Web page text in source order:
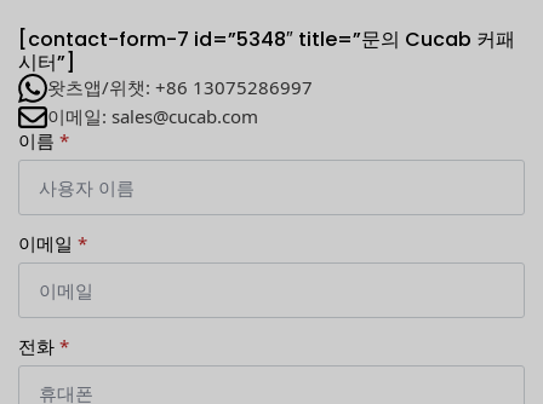
[contact-form-7 id=”5348″ title=”문의 Cucab 커패
시터”]
왓츠앱/위챗: +86 13075286997
이메일: sales@cucab.com
이름 *
이메일 *
전화 *